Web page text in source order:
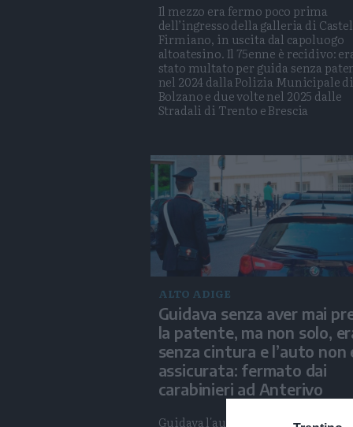
Il mezzo era fermo poco prima
dell’ingresso della galleria di Castel
Firmiano, in uscita dal capoluogo
altoatesino. Il 75enne è recidivo:
stato multato per guida senza
nel 2024 dalla Polizia Municipale di
Bolzano e due volte nel 2025 dalle
Stradali di Trento e Brescia
ALTO ADIGE
Guidava senza aver mai
la patente, ma non solo,
senza cintura e l’auto non
assicurata: fermato dai
carabinieri ad Anterivo
Guidava l'auto, di sua proprietà,